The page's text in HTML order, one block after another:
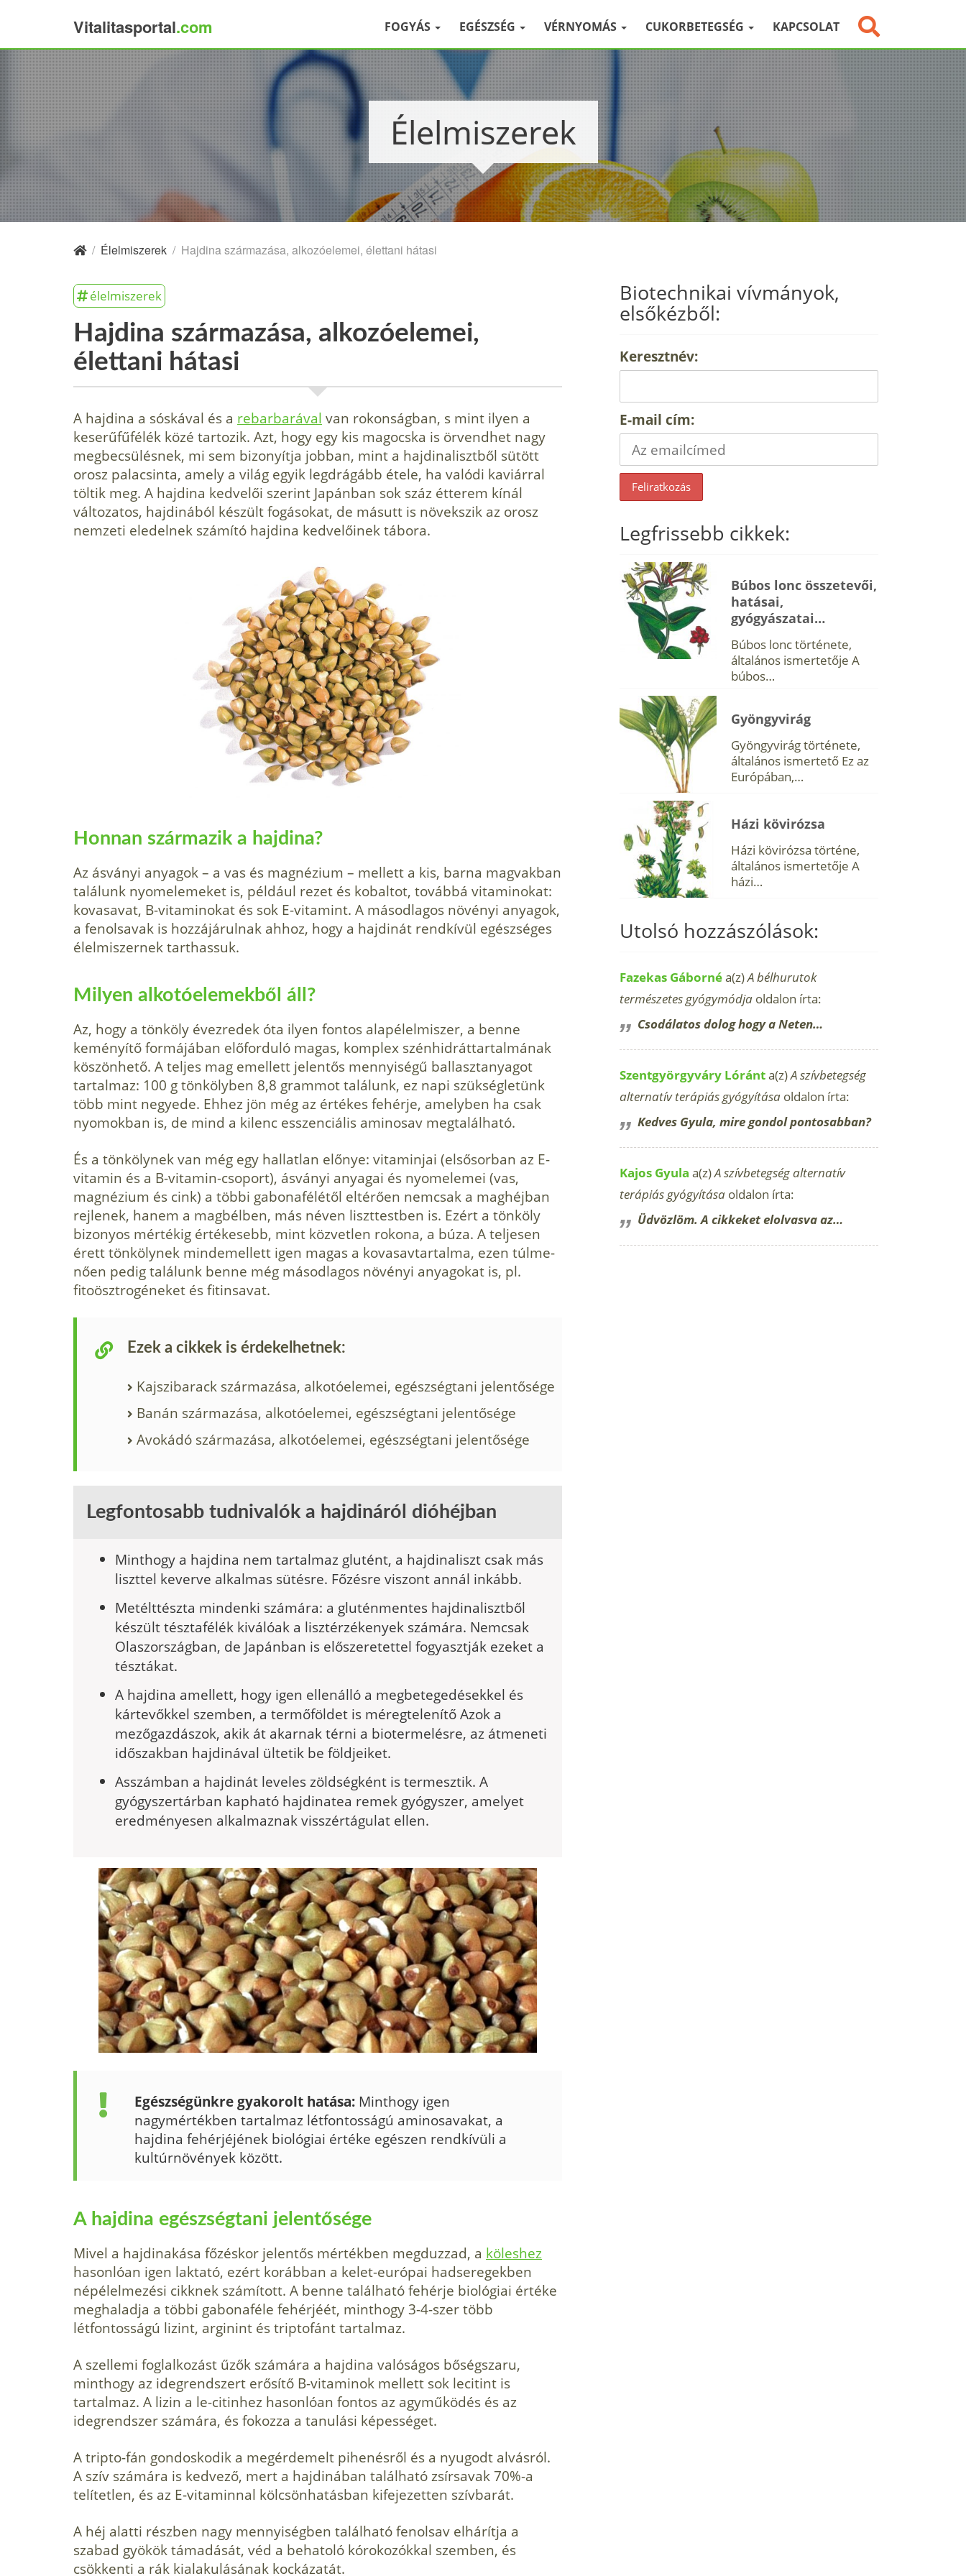
Vitalitasportal.com FOGYÁS EGÉSZSÉG VÉRNYOMÁS CUKORBETEGSÉG KAPCSOLAT
Élelmiszerek
/ Élelmiszerek / Hajdina származása, alkozóelemei, élettani hátasi
élelmiszerek
Hajdina származása, alkozóelemei,
élettani hátasi
A hajdina a sóskával és a rebarbarával van rokonságban, s mint ilyen a
keserűfűfélék közé tartozik. Azt, hogy egy kis magocska is örvendhet nagy
megbecsülésnek, mi sem bizonyítja jobban, mint a hajdinalisztből sütött
orosz palacsinta, amely a világ egyik leg­drágább étele, ha valódi kaviárral
töltik meg. A hajdina kedvelői szerint Japánban sok száz étterem kínál
változatos, hajdinából készült fogásokat, de másutt is növekszik az orosz
nemzeti eledelnek számító hajdina kedvelőinek tábora.
Honnan származik a hajdina?
Az ásványi anyagok – a vas és magnézium – mellett a kis, barna magvakban
találunk nyomelemeket is, például re­zet és kobaltot, továbbá vitaminokat:
kovasavat, B-vita­minokat és sok E-vitamint. A másodlagos növényi anya­gok,
a fenolsavak is hozzájárulnak ahhoz, hogy a hajdinát rendkívül egészséges
élelmiszernek tarthassuk.
Milyen alkotóelemekből áll?
Az, hogy a tönköly évezredek óta ilyen fontos alapélelmi­szer, a benne
keményítő formájában előforduló magas, komplex szénhidráttartalmának
köszönhető. A teljes mag emellett jelentős mennyiségű ballasztanyagot
tartalmaz: 100 g tönkölyben 8,8 grammot találunk, ez napi szük­ségletünk
több mint negyede. Ehhez jön még az értékes fehérje, amelyben ha csak
nyo­mokban is, de mind a kilenc esszenciális aminosav meg­található.
És a tönkölynek van még egy hallatlan előnye: vitaminjai (elsősorban az E-
vitamin és a B-vitamin-cso­port), ásványi anyagai és nyomelemei (vas,
magnézium és cink) a többi gabonafélétől eltérően nemcsak a mag­héjban
rejlenek, hanem a magbélben, más néven liszt­testben is. Ezért a tönköly
bizonyos mértékig értékesebb, mint közvetlen rokona, a búza. A teljesen
érett tönkölynek mindemellett igen magas a kovasavtartalma, ezen túlme­
nően pedig találunk benne még másodlagos növényi anyagokat is, pl.
fitoösztrogéneket és fitinsavat.
Ezek a cikkek is érdekelhetnek:
Kajszibarack származása, alkotóelemei, egészségtani jelentősége
Banán származása, alkotóelemei, egészségtani jelentősége
Avokádó származása, alkotóelemei, egészségtani jelentősége
Legfontosabb tudnivalók a hajdináról dióhéjban
Minthogy a hajdina nem tartalmaz glutént, a hajdinaliszt csak más
liszttel ke­verve alkalmas sütésre. Főzésre viszont annál inkább.
Metélttészta mindenki számára: a gluténmentes hajdinalisztből
készült tész­tafélék kiválóak a lisztérzékenyek szá­mára. Nemcsak
Olaszországban, de Japánban is előszeretettel fogyasztják ezeket a
tésztákat.
A hajdina amellett, hogy igen ellenálló a megbetegedésekkel és
kártevőkkel szemben, a termőföldet is méregtelení­tő Azok a
mezőgazdászok, akik át akar­nak térni a biotermelésre, az átmeneti
időszakban hajdinával ültetik be földjei­ket.
Asszámban a hajdinát leveles zöldség­ként is termesztik. A
gyógyszertárban kapható hajdinatea remek gyógyszer, amelyet
eredményesen alkalmaznak visszértágulat ellen.
Egészségünkre gyakorolt hatása: Minthogy igen
nagymértékben tartalmaz létfontosságú amino­savakat, a
hajdina fehérjéjének biológiai értéke egészen rendkí­vüli a
kultúrnövények között.
A hajdina egészségtani jelentősége
Mivel a hajdinakása főzéskor jelentős mértékben meg­duzzad, a köleshez
hasonlóan igen laktató, ezért koráb­ban a kelet-európai hadseregekben
népélelmezési cikk­nek számított. A benne található fehérje biológiai értéke
meghaladja a többi gabonaféle fehérjéét, minthogy 3-4-szer több
létfontosságú lizint, arginint és triptofánt tartal­maz.
A szellemi foglalkozást űzők számára a hajdina va­lóságos bőségszaru,
minthogy az idegrendszert erősítő B-vitaminok mellett sok lecitint is
tartalmaz. A lizin a le-citinhez hasonlóan fontos az agyműködés és az
idegrend­szer számára, és fokozza a tanulási képességet.
A tripto-fán gondoskodik a megérdemelt pihenésről és a nyugodt alvásról.
A szív számára is kedvező, mert a hajdinában ta­lálható zsírsavak 70%-a
telítetlen, és az E-vitaminnal köl­csönhatásban kifejezetten szívbarát.
A héj alatti részben nagy mennyiségben található fenolsav elhárítja a
szabad gyökök támadását, véd a behatoló kórokozókkal szem­ben, és
csökkenti a rák kialakulásának kockázatát.
Biotechnikai vívmányok,
elsőkézből:
Keresztnév:
E-mail cím:
Legfrissebb cikkek:
Búbos lonc összetevői,
hatásai,
gyógyászatai…
Búbos lonc története,
általános ismertetője A
búbos…
Gyöngyvirág
Gyöngyvirág története,
általános ismertető Ez az
Európában,…
Házi kövirózsa
Házi kövirózsa történe,
általános ismertetője A
házi…
Utolsó hozzászólások:
Fazekas Gábornéa(z)A bélhurutok
természetes gyógymódja oldalon írta:
Csodálatos dolog hogy a Neten…
Szentgyörgyváry Lóránta(z)A szívbetegség
alternatív terápiás gyógyítása oldalon írta:
Kedves Gyula, mire gondol pontosabban?
Kajos Gyula a(z)A szívbetegség alternatív
terápiás gyógyítása oldalon írta:
Üdvözlöm. A cikkeket elolvasva az…
×